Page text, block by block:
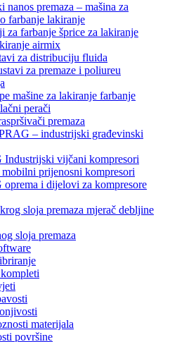
nanos premaza – mašina za
farbanje lakiranje
za farbanje šprice za lakiranje
airmix
za distribuciju fluida
za premaze i poliureu
mašine za lakiranje farbanje
perači
premaza
– industrijski građevinski
vijčani kompresori
prijenosni kompresori
i dijelovi za kompresore
sloja premaza mjerač debljine
sloja premaza
materijala
površine